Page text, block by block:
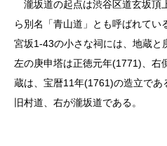
瀧坂道の起点は渋谷区道玄坂頂
ら別名「青山道」とも呼ばれてい
宮坂1-43の小さな祠には、地蔵と
左の庚申塔は正徳元年(1771)、右
蔵は、宝暦11年(1761)の造立で
旧村道、右が瀧坂道である。